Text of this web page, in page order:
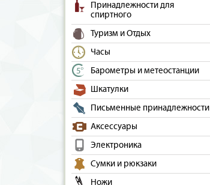
Принадлежности для
спиртного
Туризм и Отдых
Часы
Барометры и метеостанции
Шкатулки
Письменные принадлежности
Аксессуары
Электроника
Сумки и рюкзаки
Ножи